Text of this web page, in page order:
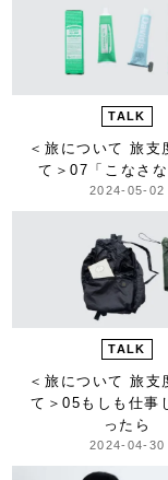
TALK
＜旅について 旅支
て＞07「こなさ
2024-05-02
TALK
＜旅について 旅支
て＞05もしも仕事
ったら
2024-04-30